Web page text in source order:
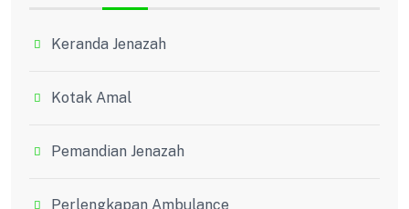
Keranda Jenazah
Kotak Amal
Pemandian Jenazah
Perlengkapan Ambulance